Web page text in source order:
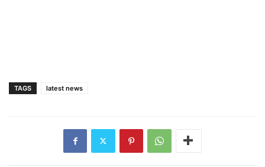
TAGS latest news